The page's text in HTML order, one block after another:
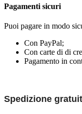
Pagamenti sicuri
Puoi pagare in modo
Con PayPal;
Con carte di di
Pagamento in
Spedizione